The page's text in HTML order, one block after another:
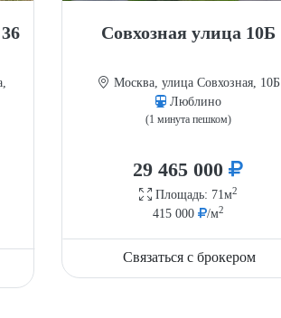
Совхозная улица 10Б
Москва, улица Совхозная, 10Б
Люблино
(1 минута пешком)
29 465 000
Площадь: 71м2
415 000 /м2
Связаться с брокером